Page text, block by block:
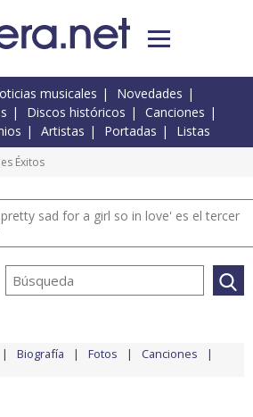
musicales
Novedades
Discos históricos
Canciones
Artistas Portadas Listas
Éxitos
sad for a girl so in love' es el tercer
Biografía Fotos Canciones